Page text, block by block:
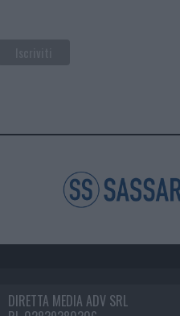
DIRETTA MEDIA ADV SRL